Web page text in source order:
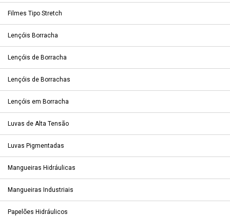
Filmes Tipo Stretch
Lençóis Borracha
Lençóis de Borracha
Lençóis de Borrachas
Lençóis em Borracha
Luvas de Alta Tensão
Luvas Pigmentadas
Mangueiras Hidráulicas
Mangueiras Industriais
Papelões Hidráulicos